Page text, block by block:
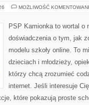
MOŻLIWOŚĆ
PSP Kamionka to wortal o
doświadczenia o tym, jak
modelu szkoły online. To
dzieciach i młodzieży,
którzy chcą zrozumieć
internet. Jeśli interesuje
które pokazują proste